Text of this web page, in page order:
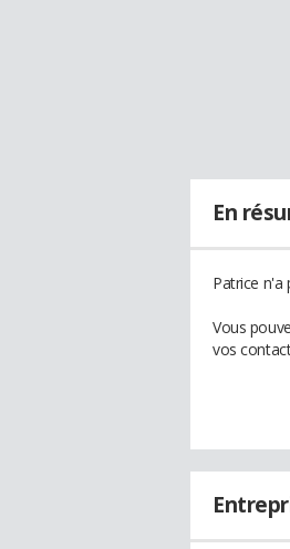
En
Patrice n'a
Vous
vos